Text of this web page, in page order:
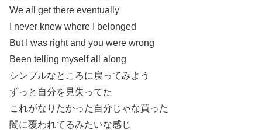
We all get there eventually
I never knew where I belonged
But I was right and you were wrong
Been telling myself all along
シンプルなところに戻ってみよう
ずっと自分を見失ってた
これがなりたかった自分じゃな買った
闇に覆われてるみたいな感じ